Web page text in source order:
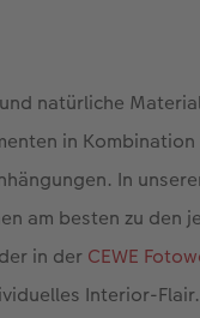
natürliche
in
In
am besten zu den
in der CEWE
Interior-Flair.